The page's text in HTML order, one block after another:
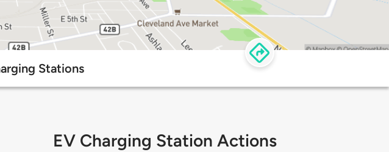
Stations
EV Charging Station Actions